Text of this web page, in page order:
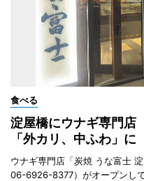
食べる
淀屋橋にウナギ専門
「外カリ、中ふわ」に
ウナギ専門店「炭焼 うな富士
06-6926-8377）がオープンして